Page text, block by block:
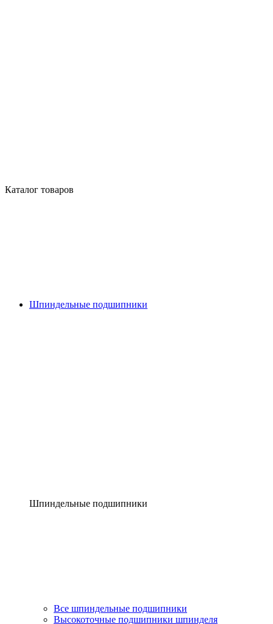
Каталог товаров
Шпиндельные подшипники
Шпиндельные подшипники
Все шпиндельные подшипники
Высокоточные подшипники шпинделя